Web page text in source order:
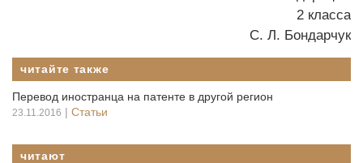
2 класса
С. Л. Бондарчук
читайте также
Перевод иностранца на патенте в другой регион
23.11.2016 | Статьи
читают